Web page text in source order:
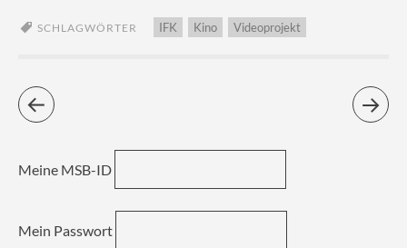
SCHLAGWÖRTER IFK Kino Videoprojekt
Meine MSB-ID
Mein Passwort